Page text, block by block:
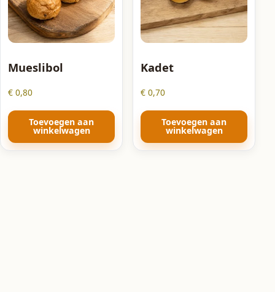
Mueslibol
€ 0,80
Toevoegen aan
winkelwagen
Kadet
€ 0,70
Toevoegen aan
winkelwagen